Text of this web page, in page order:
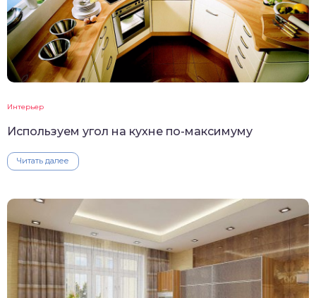
Интерьер
Используем угол на кухне по-максимуму
Читать далее